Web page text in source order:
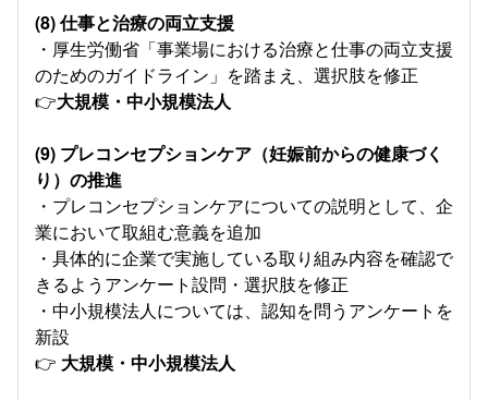
(8) 仕事と治療の両立支援
・厚生労働省「事業場における治療と仕事の両立支援
のためのガイドライン」を踏まえ、選択肢を修正
👉大規模・中小規模法人
(9) プレコンセプションケア（妊娠前からの健康づく
り）の推進
・プレコンセプションケアについての説明として、企
業において取組む意義を追加
・具体的に企業で実施している取り組み内容を確認で
きるようアンケート設問・選択肢を修正
・中小規模法人については、認知を問うアンケートを
新設
👉 大規模・中小規模法人